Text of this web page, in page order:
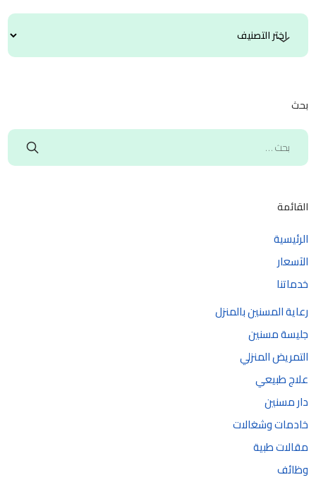
بحث
القائمة
الرئيسية
الآسعار
خدماتنا
رعاية المسنين بالمنزل
جليسة مسنين
التمريض المنزلي
علاج طبيعي
دار مسنين
خادمات وشغالات
مقالات طبية
وظائف